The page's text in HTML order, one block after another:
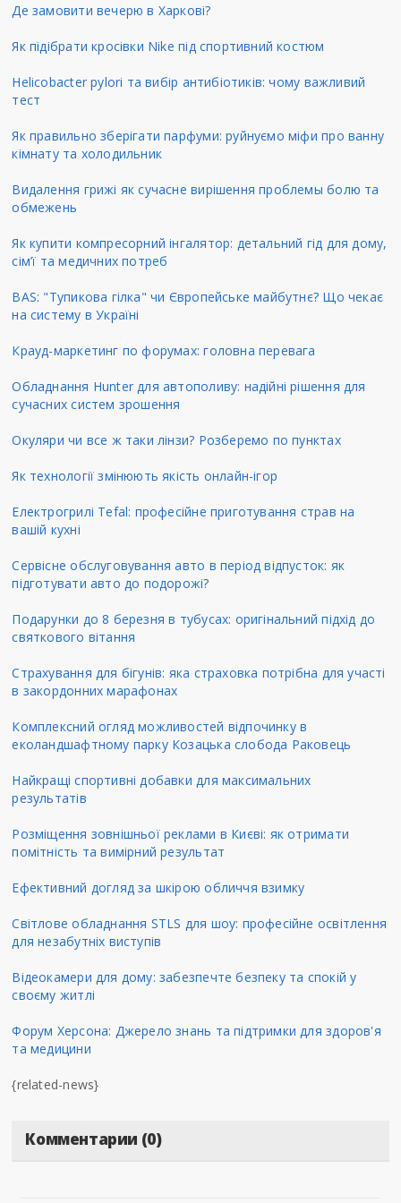
Де замовити вечерю в Харкові?
Як підібрати кросівки Nike під спортивний костюм
Helicobacter pylori та вибір антибіотиків: чому важливий
тест
Як правильно зберігати парфуми: руйнуємо міфи про ванну
кімнату та холодильник
Видалення грижі як сучасне вирішення проблемы болю та
обмежень
Як купити компресорний інгалятор: детальний гід для дому,
сім’ї та медичних потреб
BAS: "Тупикова гілка" чи Європейське майбутнє? Що чекає
на систему в Україні
Крауд-маркетинг по форумах: головна перевага
Обладнання Hunter для автополиву: надійні рішення для
сучасних систем зрошення
Окуляри чи все ж таки лінзи? Розберемо по пунктах
Як технології змінюють якість онлайн-ігор
Електрогрилі Tefal: професійне приготування страв на
вашій кухні
Сервісне обслуговування авто в період відпусток: як
підготувати авто до подорожі?
Подарунки до 8 березня в тубусах: оригінальний підхід до
святкового вітання
Страхування для бігунів: яка страховка потрібна для участі
в закордонних марафонах
Комплексний огляд можливостей відпочинку в
еколандшафтному парку Козацька слобода Раковець
Найкращі спортивні добавки для максимальних
результатів
Розміщення зовнішньої реклами в Києві: як отримати
помітність та вимірний результат
Ефективний догляд за шкірою обличчя взимку
Світлове обладнання STLS для шоу: професійне освітлення
для незабутніх виступів
Відеокамери для дому: забезпечте безпеку та спокій у
своєму житлі
Форум Херсона: Джерело знань та підтримки для здоров'я
та медицини
{related-news}
Комментарии (0)